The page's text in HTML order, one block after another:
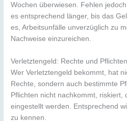
Wochen überwiesen. Fehlen
es entsprechend länger, bis das
es, Arbeitsunfälle unverzüglich zu
Nachweise einzureichen.
Verletztengeld: Rechte und
Wer Verletztengeld bekommt, hat
Rechte, sondern auch bestimmte
Pflichten nicht nachkommt,
eingestellt werden. Entsprechend
zu kennen.